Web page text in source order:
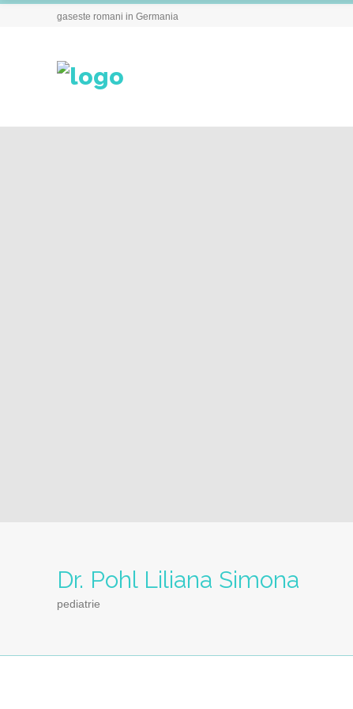
gaseste romani in Germania
Dr. Pohl Liliana Simona
pediatrie